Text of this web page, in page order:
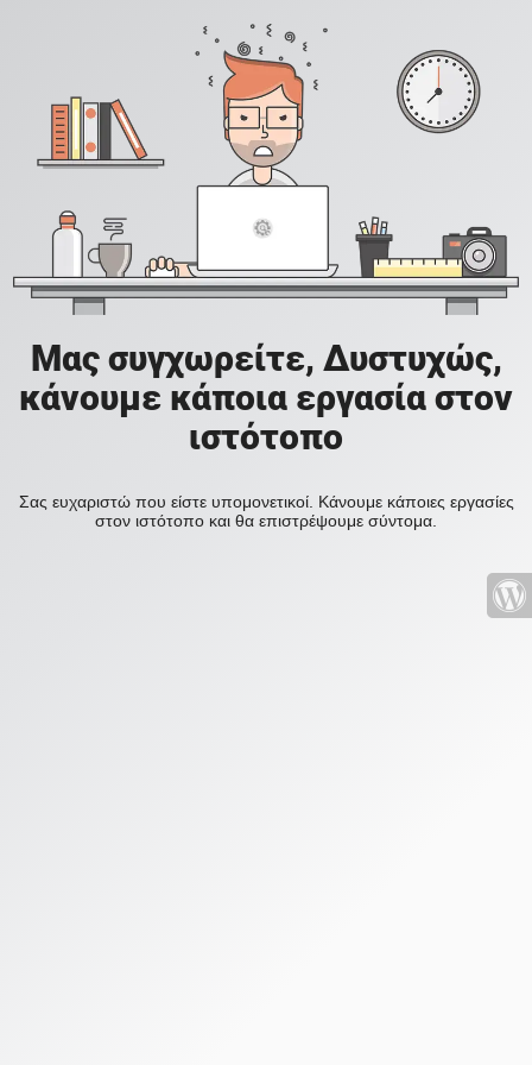
Μας συγχωρείτε, Δυστυχώς,
κάνουμε κάποια εργασία στον
ιστότοπο
Σας ευχαριστώ που είστε υπομονετικοί. Κάνουμε κάποιες εργασίες
στον ιστότοπο και θα επιστρέψουμε σύντομα.